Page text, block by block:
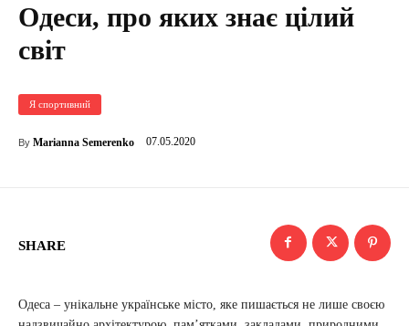
Одеси, про яких знає цілий
світ
Я спортивний
By Marianna Semerenko 07.05.2020
SHARE
Одеса – унікальне українське місто, яке пишається не лише своєю